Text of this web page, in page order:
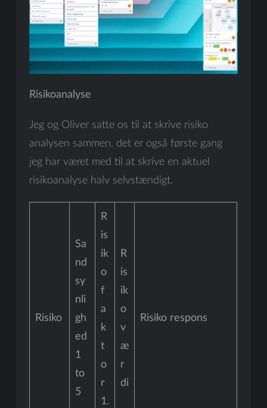
Risikoanalyse
Jeg og Oliver satte os til at skrive risiko
analysen sammen, det er også første gang
jeg har været med til at skrive en aktuel
risikoanalyse halv selvstændigt.
Risiko
Sa
nd
sy
nli
gh
ed
1
to
5
R
is
ik
o
f
a
k
t
o
r
1.
R
is
ik
o
v
æ
r
di
Risiko respons